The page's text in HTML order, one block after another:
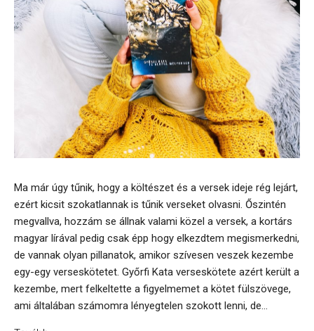
Ma már úgy tűnik, hogy a költészet és a versek ideje rég lejárt,
ezért kicsit szokatlannak is tűnik verseket olvasni. Őszintén
megvallva, hozzám se állnak valami közel a versek, a kortárs
magyar lírával pedig csak épp hogy elkezdtem megismerkedni,
de vannak olyan pillanatok, amikor szívesen veszek kezembe
egy-egy verseskötetet. Győrfi Kata verseskötete azért került a
kezembe, mert felkeltette a figyelmemet a kötet fülszövege,
ami általában számomra lényegtelen szokott lenni, de...